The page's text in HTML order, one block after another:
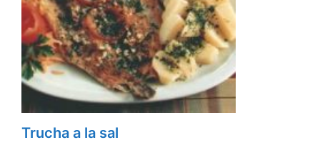
Trucha a la sal